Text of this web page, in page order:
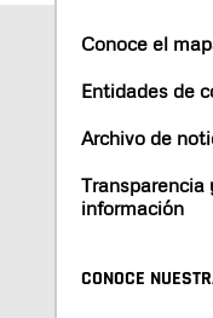
Conoce el
Entidades de
Archivo de
Transparencia
información
CONOCE